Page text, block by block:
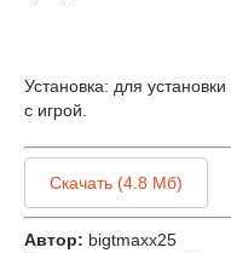
Установка: для
с игрой.
Скачать (4.8 Мб)
Автор: bigtmaxx25